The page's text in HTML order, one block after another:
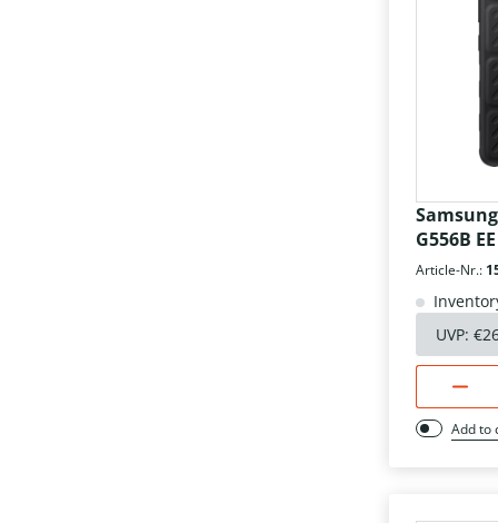
G556B
Article-Nr.:
UVP:
Add to